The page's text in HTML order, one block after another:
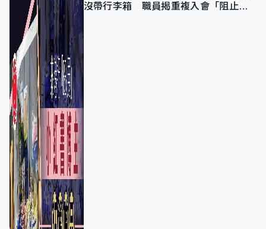
沒帶行李箱 職員揭重複入會「阻止唔